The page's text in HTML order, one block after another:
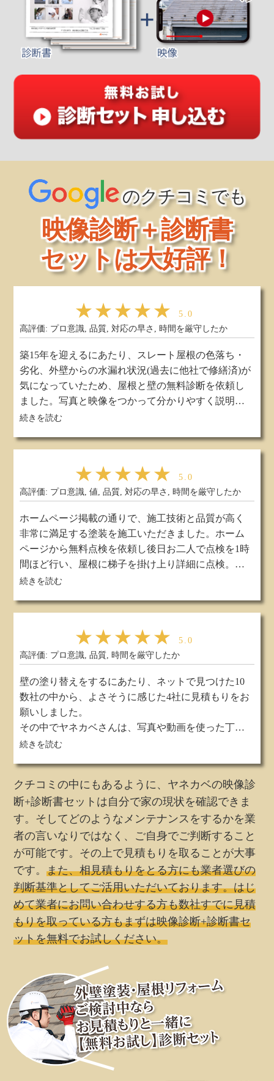
のクチコミでも
映像診断＋診断書
セットは大好評！
★★★★★
5.0
高評価: プロ意識, 品質, 対応の早さ, 時間を厳守したか
築15年を迎えるにあたり、スレート屋根の色落ち・
劣化、外壁からの水漏れ状況(過去に他社で修繕済)が
気になっていたため、屋根と壁の無料診断を依頼し
ました。写真と映像をつかって分かりやすく説明し
てもらったおかげで、屋根と壁の状況を自分の目で
に安くはなかったものの、説明内容や質問回答がし
っかりしており、信頼してお任せできそうなので契
工期前の周辺宅への挨拶まわりに始まり、工期中も
朝夕の工事内容説明（職人さんから文面「交換日
記」での報告もあり）、工期終了時の最終説明な
ど、最後まで安心してお願いできました。屋根・外
壁については、とてもきれいに仕上げていただき、
新築時の雰囲気にもどったようで満足しています。
（天候にも恵まれ、予定工期を前倒して完了）
今回は屋根・壁ともに10年保証プランにしました
が、「気になる点があればいつでもご連絡くださ
い」という言葉をいただいたのも安心感がありま
す。今後とも長く付き合えそうです。
続きを読む
★★★★★
5.0
高評価: プロ意識, 値, 品質, 対応の早さ, 時間を厳守したか
ホームページ掲載の通りで、施工技術と品質が高く
非常に満足する塗装を施工いただきました。ホーム
ページから無料点検を依頼し後日お二人で点検を1時
間ほど行い、屋根に梯子を掛け上り詳細に点検。簡
易結果をその場で説明し後日、資料にて点検結果を
ら信頼を置くことができました。施工の完成も満足
いく出来上がりで非常に満足しています。費用面
リピさせていただきたいと思いました。
続きを読む
★★★★★
5.0
高評価: プロ意識, 品質, 時間を厳守したか
壁の塗り替えをするにあたり、ネットで見つけた10
数社の中から、よさそうに感じた4社に見積もりをお
願いしました。
その中でヤネカベさんは、写真や動画を使った丁寧
な現状診断を行い、説明が具体的でとてもわかりや
ると判断し、施工をお願いしました。
施工期間中は、毎日職人さんから生の報告（日記）
をいただき、今日何をしたのか、明日何をするのか
など施工状況がわかりやすかったです。日々の職人
さんとの挨拶や会話で、誇りをもって仕事をする方
だなと感じました。実際に、仕事も細かいところま
で丁寧に仕上げられています。
素人では確認できないところも、施工後に、写真で
施工結果を提示して頂けるので、安心です。
費用は最安値ではありませんでしたが、とてもきれ
いで、しっかりした仕上がりになり、値段以上の満
てよかったです。次のリフォームのときもまた依頼
したいと思います。
続きを読む
クチコミの中にもあるように、ヤネカベの映像診
断+診断書セットは自分で家の現状を確認できま
す。そしてどのようなメンテナンスをするかを業
者の言いなりではなく、ご自身でご判断すること
が可能です。その上で見積もりを取ることが大事
です。また、相見積もりをとる方にも業者選びの
判断基準としてご活用いただいております。はじ
めて業者にお問い合わせする方も数社すでに見積
もりを取っている方もまずは映像診断+診断書セ
ットを無料でお試しください。